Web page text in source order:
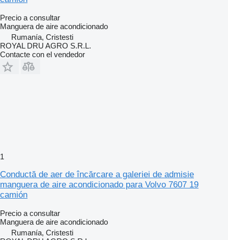
Precio a consultar
Manguera de aire acondicionado
Rumanía, Cristesti
ROYAL DRU AGRO S.R.L.
Contacte con el vendedor
1
Conductă de aer de încărcare a galeriei de admisie
manguera de aire acondicionado para Volvo 7607 19
camión
Precio a consultar
Manguera de aire acondicionado
Rumanía, Cristesti